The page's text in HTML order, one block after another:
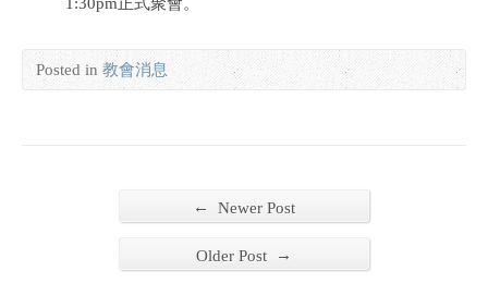
Posted in教會消息
← Newer Post
Older Post →